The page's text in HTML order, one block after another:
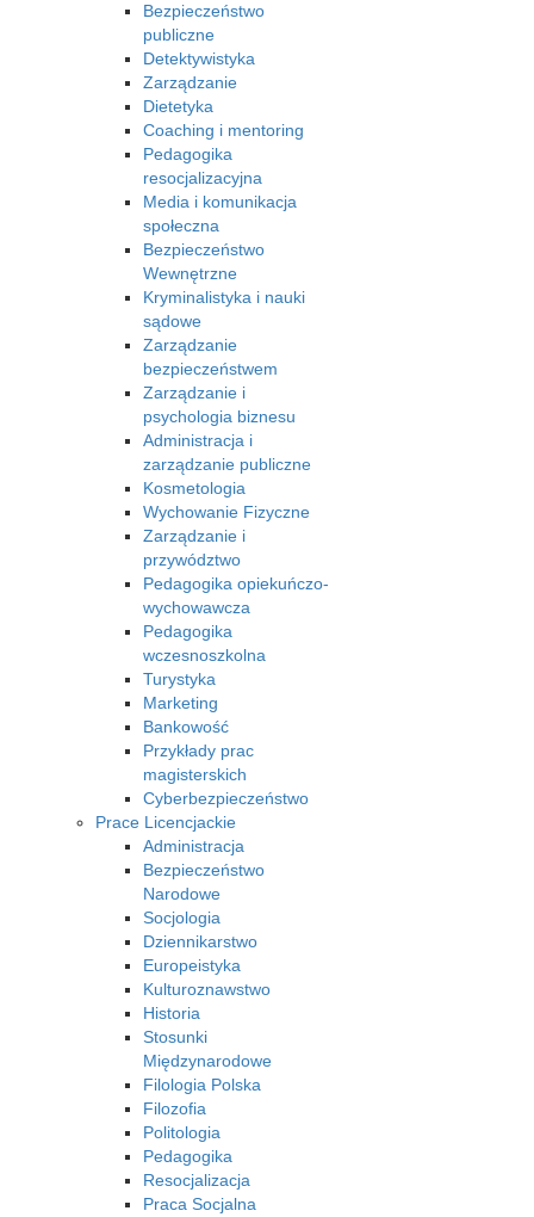
Bezpieczeństwo
publiczne
Detektywistyka
Zarządzanie
Dietetyka
Coaching i mentoring
Pedagogika
resocjalizacyjna
Media i komunikacja
społeczna
Bezpieczeństwo
Wewnętrzne
Kryminalistyka i nauki
sądowe
Zarządzanie
bezpieczeństwem
Zarządzanie i
psychologia biznesu
Administracja i
zarządzanie publiczne
Kosmetologia
Wychowanie Fizyczne
Zarządzanie i
przywództwo
Pedagogika opiekuńczo-
wychowawcza
Pedagogika
wczesnoszkolna
Turystyka
Marketing
Bankowość
Przykłady prac
magisterskich
Cyberbezpieczeństwo
Prace Licencjackie
Administracja
Bezpieczeństwo
Narodowe
Socjologia
Dziennikarstwo
Europeistyka
Kulturoznawstwo
Historia
Stosunki
Międzynarodowe
Filologia Polska
Filozofia
Politologia
Pedagogika
Resocjalizacja
Praca Socjalna